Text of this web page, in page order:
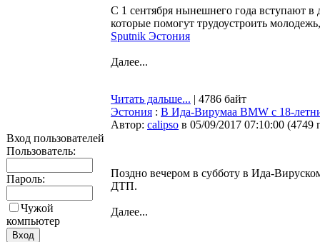
Вход пользователей
Пользователь:
Пароль:
Чужой
компьютер
С 1 сентября нынешнего года вступают в
которые помогут трудоустроить
Sputnik Эстония
Далее...
Читать дальше... | 4786 байт
Эстония : В Ида-Вирумаа BMW с 18-
Автор: calipso в 05/09/2017 07:10:00 (4749
Поздно вечером в субботу в Ида-
ДТП.
Далее...